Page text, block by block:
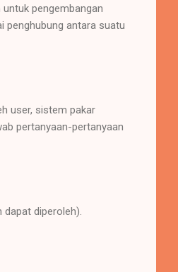
pengembangan
penghubung antara suatu
user, sistem pakar
pertanyaan-pertanyaan
diperoleh).